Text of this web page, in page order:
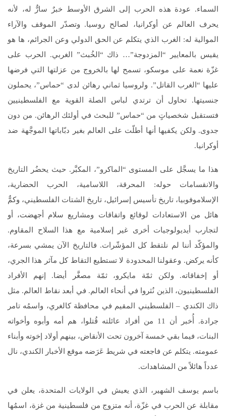
السماء. عودة هذه الحرب إلى الشرق الأوسط خبرٌ سارٌّ له، لأنه
يحرف العالم عن أوكرانيا، لصالح روسيا. وتصدّر الموقف والآراء
الموالية له: الغرب الذي يتكلم عن الحق الدولي وعن الجرائم، ها هو
يقيس بالمعايير “المزدوجة”… ذاك “الخُبث” الغربي. الحرب على
غزّة نعمة على موسكو، تسمح لها بالخروج من عزلتها التي فرضها
عليها “الغرب القاتل”. ولروسيا ثماني رهائن لدى “حماس”، يحملون
جنسيتها. تحاول أن ترتدي لباس الصلة القوية مع الفلسطينيين
فتستقبل شخصياتٍ من “حماس” للبحث في أولئك الرهائن. من دون
جدوى. ولكن يكفيها أنها أطلّت على العالم بغير دبّاباتها الموجَّهة ضد
أوكرانيا.
هذا ما يسجَّل على المستوى “الماكرو”، المكبَّر. حيث يحضُر التاريخ
والانقسامات حوله: المحرقة، اللاسامية، الحرب الحضارية،
الإسلاموفوبيا، تاريخ تأسيس إسرائيل، تاريخ الشتات الفلسطيني، وكمٌّ
هائل من الاستعادات لوقائع واتفاقات ومشاريع سلام أجهضت، أو
لتجارب أيديولوجيات أخرى غير إسلامية مع هذا السلاح المقاوم.
والمؤكّد أننا لم نلتقط كل المؤشّرات. فالتاريخ الآن يمشي بسرعة،
كأنه يركض. وعقولنا المحدودة لا تستطيع التقاط كل مآثر هذا الجري،
أو إخفاقاته. ولكن ثمّة مايكرو، ثمّة مصغَّر أيضا. إنهم الأفراد
الفلسطينيون، الذين نُثروا في أنحاء العالم. في أبعد نقاط العالم. مثل
ذاك الكندي – الفلسطيني المقيم في محافظة كالغري، واسمُه تامر
جرادة. أُخبر أن 11 من أفراد عائلته قُتلوا، هم أمه وأبوه وأخواته
البنات، فيما بقي خمسة آخرون تحت الأنقاض، بينهم أولاد إخوته وأبناء
عمومته. يتكلم عن فاجعته في شريط عَرَضه موقع الأخبار الكندي، نال
عدداً هائلاً من المشاهدات.
باسم يوسف الشهير، الذي يعيش في الولايات المتحدة، يعلن في
مقابلة عن الحرب في غزّة، أنه متزوج من فلسطينية من غزة، اسمُها